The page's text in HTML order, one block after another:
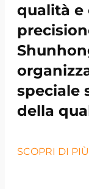
qualità e
speciale
della
SCOPRI DI PIÙ